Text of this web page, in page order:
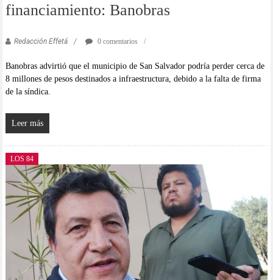
financiamiento: Banobras
Redacción Effetá 0 comentarios
Banobras advirtió que el municipio de San Salvador podría perder cerca de
8 millones de pesos destinados a infraestructura, debido a la falta de firma
de la síndica.
Leer más
LOS 84